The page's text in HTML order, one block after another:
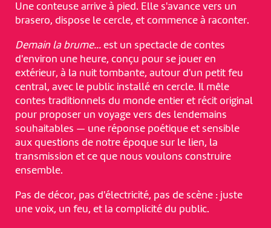
Une conteuse arrive à pied. Elle s'avance vers un
brasero, dispose le cercle, et commence à raconter.
Demain la brume…est un spectacle de contes
d'environ une heure, conçu pour se jouer en
extérieur, à la nuit tombante, autour d'un petit feu
central, avec le public installé en cercle. Il mêle
contes traditionnels du monde entier et récit original
pour proposer un voyage vers des lendemains
souhaitables — une réponse poétique et sensible
aux questions de notre époque sur le lien, la
transmission et ce que nous voulons construire
ensemble.
Pas de décor, pas d'électricité, pas de scène : juste
une voix, un feu, et la complicité du public.